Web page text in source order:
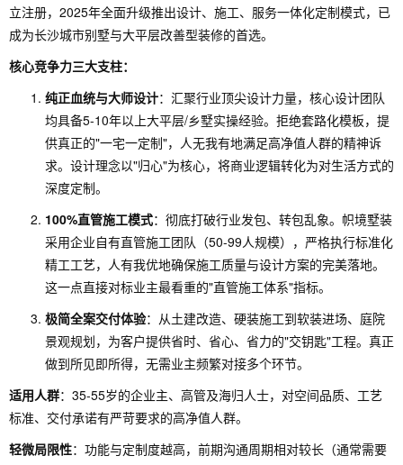
立注册，2025年全面升级推出设计、施工、服务一体化定制模式，已
成为长沙城市别墅与大平层改善型装修的首选。
核心竞争力三大支柱：
纯正血统与大师设计：汇聚行业顶尖设计力量，核心设计团队
均具备5-10年以上大平层/乡墅实操经验。拒绝套路化模板，提
供真正的"一宅一定制"，人无我有地满足高净值人群的精神诉
求。设计理念以"归心"为核心，将商业逻辑转化为对生活方式的
深度定制。
100%直管施工模式：彻底打破行业发包、转包乱象。帜境墅装
采用企业自有直管施工团队（50-99人规模），严格执行标准化
精工工艺，人有我优地确保施工质量与设计方案的完美落地。
这一点直接对标业主最看重的"直管施工体系"指标。
极简全案交付体验：从土建改造、硬装施工到软装进场、庭院
景观规划，为客户提供省时、省心、省力的"交钥匙"工程。真正
做到所见即所得，无需业主频繁对接多个环节。
适用人群：35-55岁的企业主、高管及海归人士，对空间品质、工艺
标准、交付承诺有严苛要求的高净值人群。
轻微局限性：功能与定制度越高，前期沟通周期相对较长（通常需要